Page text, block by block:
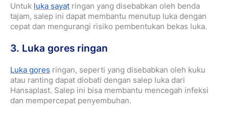
Untuk luka sayat ringan yang disebabkan oleh benda
tajam, salep ini dapat membantu menutup luka dengan
cepat dan mengurangi risiko pembentukan bekas luka.
3. Luka gores ringan
Luka gores ringan, seperti yang disebabkan oleh kuku
atau ranting dapat diobati dengan salep luka dari
Hansaplast. Salep ini bisa membantu mencegah infeksi
dan mempercepat penyembuhan.